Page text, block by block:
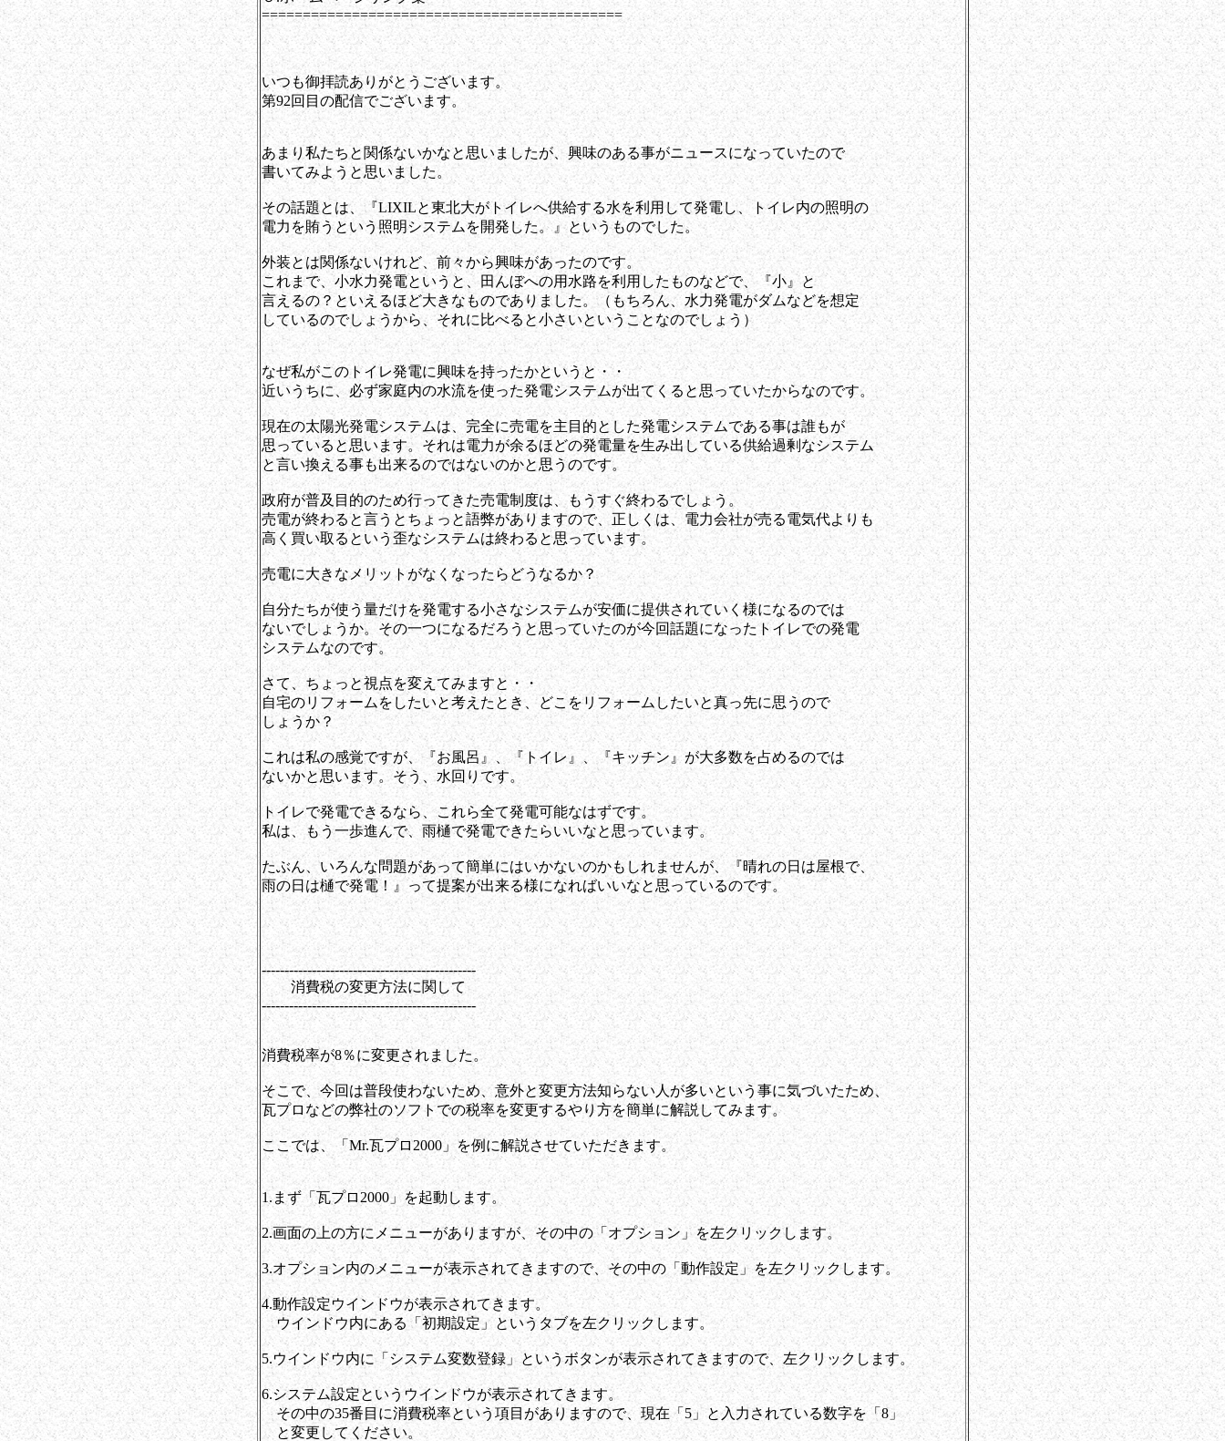
============================================
いつも御拝読ありがとうございます。
第92回目の配信でございます。
あまり私たちと関係ないかなと思いましたが、興味のある事がニュースになっていたので
書いてみようと思いました。
その話題とは、『LIXILと東北大がトイレへ供給する水を利用して発電し、トイレ内の照明の
電力を賄うという照明システムを開発した。』というものでした。
外装とは関係ないけれど、前々から興味があったのです。
これまで、小水力発電というと、田んぼへの用水路を利用したものなどで、『小』と
言えるの？といえるほど大きなものでありました。（もちろん、水力発電がダムなどを想定
しているのでしょうから、それに比べると小さいということなのでしょう）
なぜ私がこのトイレ発電に興味を持ったかというと・・
近いうちに、必ず家庭内の水流を使った発電システムが出てくると思っていたからなのです。
現在の太陽光発電システムは、完全に売電を主目的とした発電システムである事は誰もが
思っていると思います。それは電力が余るほどの発電量を生み出している供給過剰なシステム
と言い換える事も出来るのではないのかと思うのです。
政府が普及目的のため行ってきた売電制度は、もうすぐ終わるでしょう。
売電が終わると言うとちょっと語弊がありますので、正しくは、電力会社が売る電気代よりも
高く買い取るという歪なシステムは終わると思っています。
売電に大きなメリットがなくなったらどうなるか？
自分たちが使う量だけを発電する小さなシステムが安価に提供されていく様になるのでは
ないでしょうか。その一つになるだろうと思っていたのが今回話題になったトイレでの発電
システムなのです。
さて、ちょっと視点を変えてみますと・・
自宅のリフォームをしたいと考えたとき、どこをリフォームしたいと真っ先に思うので
しょうか？
これは私の感覚ですが、『お風呂』、『トイレ』、『キッチン』が大多数を占めるのでは
ないかと思います。そう、水回りです。
トイレで発電できるなら、これら全て発電可能なはずです。
私は、もう一歩進んで、雨樋で発電できたらいいなと思っています。
たぶん、いろんな問題があって簡単にはいかないのかもしれませんが、『晴れの日は屋根で、
雨の日は樋で発電！』って提案が出来る様になればいいなと思っているのです。
-----------------------------------------------
消費税の変更方法に関して
-----------------------------------------------
消費税率が8％に変更されました。
そこで、今回は普段使わないため、意外と変更方法知らない人が多いという事に気づいたため、
瓦プロなどの弊社のソフトでの税率を変更するやり方を簡単に解説してみます。
ここでは、「Mr.瓦プロ2000」を例に解説させていただきます。
1.まず「瓦プロ2000」を起動します。
2.画面の上の方にメニューがありますが、その中の「オプション」を左クリックします。
3.オプション内のメニューが表示されてきますので、その中の「動作設定」を左クリックします。
4.動作設定ウインドウが表示されてきます。
ウインドウ内にある「初期設定」というタブを左クリックします。
5.ウインドウ内に「システム変数登録」というボタンが表示されてきますので、左クリックします。
6.システム設定というウインドウが表示されてきます。
その中の35番目に消費税率という項目がありますので、現在「5」と入力されている数字を「8」
と変更してください。